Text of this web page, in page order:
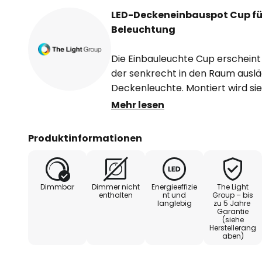
LED-Deckeneinbauspot Cup
Beleuchtung
Die Einbauleuchte Cup
der senkrecht in den Raum
Deckenleuchte. Montiert wird
äußere Ring die Öffnung elegant
Innenseite wurde bewusst in
Cup lässt sich sowohl neigen als
Lichtkegel, der in einem 36°
die gewünschte Stelle
Lichtquelle ist tief im Innern
minimiert und ein weich
Mehr lesen
Produktinformationen
Dimmbar
Dimmer nicht
enthalten
Energieeffizie
nt und
langlebig
The Light
Group – bis
zu 5 Jahre
Garantie
(siehe
Herstellerang
aben)